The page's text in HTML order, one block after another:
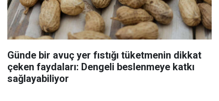
Günde bir avuç yer fıstığı tüketmenin dikkat
çeken faydaları: Dengeli beslenmeye katkı
sağlayabiliyor